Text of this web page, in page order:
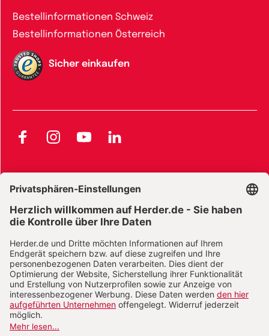
Bestellinformationen Schweiz
Bestellinformationen Österreich
Sicher einkaufen
FacebookInstagramYouTubeLinkedIn
Widerrufsbelehrung E-Books
Widerrufsbelehrung Zeitschriften Datenschutz
Datenschutz Social Media Barrierefreiheit
Vertrag widerrufen